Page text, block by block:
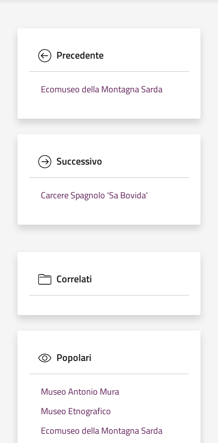
Precedente
Ecomuseo della Montagna Sarda
Successivo
Carcere Spagnolo 'Sa Bovida'
Correlati
Popolari
Museo Antonio Mura
Museo Etnografico
Ecomuseo della Montagna Sarda